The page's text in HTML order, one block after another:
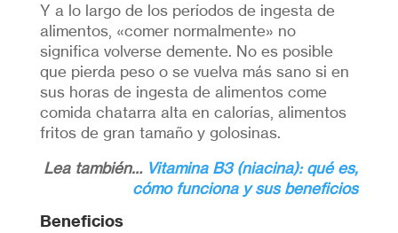
Y a lo largo de los períodos de ingesta de
alimentos, «comer normalmente» no
significa volverse demente. No es posible
que pierda peso o se vuelva más sano si en
sus horas de ingesta de alimentos come
comida chatarra alta en calorías, alimentos
fritos de gran tamaño y golosinas.
Lea también… Vitamina B3 (niacina): qué es,
cómo funciona y sus beneficios
Beneficios